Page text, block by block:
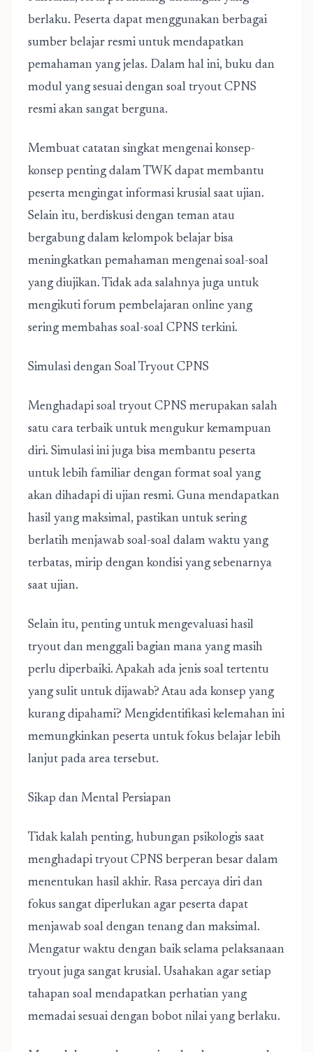
berlaku. Peserta dapat menggunakan berbagai
sumber belajar resmi untuk mendapatkan
pemahaman yang jelas. Dalam hal ini, buku dan
modul yang sesuai dengan soal tryout CPNS
resmi akan sangat berguna.
Membuat catatan singkat mengenai konsep-
konsep penting dalam TWK dapat membantu
peserta mengingat informasi krusial saat ujian.
Selain itu, berdiskusi dengan teman atau
bergabung dalam kelompok belajar bisa
meningkatkan pemahaman mengenai soal-soal
yang diujikan. Tidak ada salahnya juga untuk
mengikuti forum pembelajaran online yang
sering membahas soal-soal CPNS terkini.
Simulasi dengan Soal Tryout CPNS
Menghadapi soal tryout CPNS merupakan salah
satu cara terbaik untuk mengukur kemampuan
diri. Simulasi ini juga bisa membantu peserta
untuk lebih familiar dengan format soal yang
akan dihadapi di ujian resmi. Guna mendapatkan
hasil yang maksimal, pastikan untuk sering
berlatih menjawab soal-soal dalam waktu yang
terbatas, mirip dengan kondisi yang sebenarnya
saat ujian.
Selain itu, penting untuk mengevaluasi hasil
tryout dan menggali bagian mana yang masih
perlu diperbaiki. Apakah ada jenis soal tertentu
yang sulit untuk dijawab? Atau ada konsep yang
kurang dipahami? Mengidentifikasi kelemahan ini
memungkinkan peserta untuk fokus belajar lebih
lanjut pada area tersebut.
Sikap dan Mental Persiapan
Tidak kalah penting, hubungan psikologis saat
menghadapi tryout CPNS berperan besar dalam
menentukan hasil akhir. Rasa percaya diri dan
fokus sangat diperlukan agar peserta dapat
menjawab soal dengan tenang dan maksimal.
Mengatur waktu dengan baik selama pelaksanaan
tryout juga sangat krusial. Usahakan agar setiap
tahapan soal mendapatkan perhatian yang
memadai sesuai dengan bobot nilai yang berlaku.